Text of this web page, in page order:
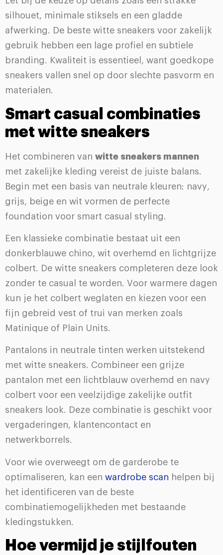
silhouet, minimale stiksels en een gladde
afwerking. De beste witte sneakers voor zakelijk
gebruik hebben een lage profiel en subtiele
branding. Kwaliteit is essentieel, want goedkope
sneakers vallen snel op door slechte pasvorm en
materialen.
Smart casual combinaties
met witte sneakers
Het combineren van witte sneakers mannen
met zakelijke kleding vereist de juiste balans.
Begin met een basis van neutrale kleuren: navy,
grijs, beige en wit vormen de perfecte
foundation voor smart casual styling.
Een klassieke combinatie bestaat uit een
donkerblauwe chino, wit overhemd en lichtgrijze
colbert. De witte sneakers completeren deze look
zonder te casual te worden. Voor warmere dagen
kun je het colbert weglaten en kiezen voor een
fijn gebreid vest of trui van merken zoals
Matinique of Plain Units.
Pantalons in neutrale tinten werken uitstekend
met witte sneakers. Combineer een grijze
pantalon met een lichtblauw overhemd en navy
colbert voor een veelzijdige zakelijke outfit
sneakers look. Deze combinatie is geschikt voor
vergaderingen, klantencontact en
netwerkborrels.
Voor wie overweegt om de garderobe te
optimaliseren, kan een wardrobe scan helpen bij
het identificeren van de beste
combinatiemogelijkheden met bestaande
kledingstukken.
Hoe vermijd je stijlfouten